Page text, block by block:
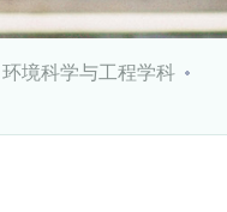
环境科学与工程学科